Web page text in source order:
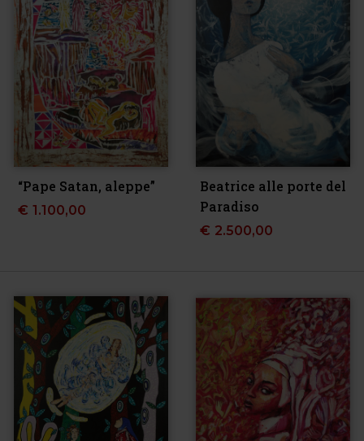
“Pape Satan, aleppe”
€ 1.100,00
Beatrice alle porte del
Paradiso
€ 2.500,00